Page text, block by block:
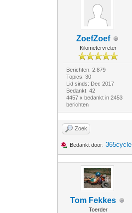
ZoefZoef
Kilometervreter
Berichten: 2.879
Topics: 30
Lid sinds: Dec 2017
Bedankt: 42
4457 x bedankt in 2453
berichten
Zoek
Bedankt door: 365cycle
Tom Fekkes
Toerder